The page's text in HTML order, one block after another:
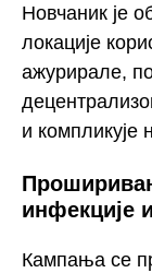
Новчаник је
локације
ажурирале,
и
инфекције
Кампања се